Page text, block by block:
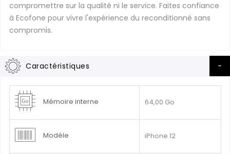
compromettre sur la qualité ni le service. Faites confiance
à Ecofone pour vivre l'expérience du reconditionné sans
compromis.
Caractéristiques
Plus
d’informationMémoire interne 64,00 Go
Modèle iPhone 12